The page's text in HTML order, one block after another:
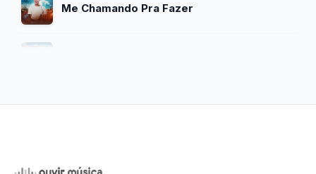
Me Chamando Pra Fazer
Fim Da Noite